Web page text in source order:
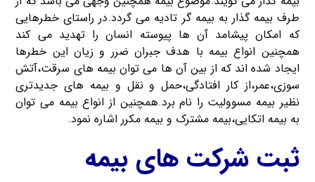
طرف بیمه گذار به بیمه گر تادیه می گردد.در راستای خطرهایی
که امکان پیشامد آن ها پیوسته انسان را تهدید می کند
همچنین انواع بیمه با هدف جبران ضرر و زیان این خطرها
ایجاد شده اند که از بین آن ها می توان بیمه های سرقت،آتش
سوزی،عمر،از کار افتادگی،حمل و نقل و بیمه های جدیدتری
نظیر بیمه مسوولیت را نام برد.همچنین از انواع بیمه می توان
به بیمه اتکایی،بیمه مشترک و بیمه مکرر اشاره نمود.
ثبت شرکت های بیمه